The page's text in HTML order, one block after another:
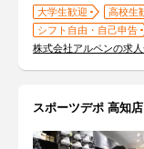
大学生歓迎 高校生
シフト自由・自己申告
株式会社アルペンの求
スポーツデポ 高知店